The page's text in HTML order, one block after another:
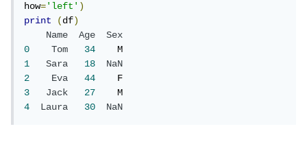
how='left')
print
(df)
Name
Age
Sex
0
Tom 34
1
Sara 18
NaN
2
Eva 44
3
Jack 27
4
Laura 30 NaN